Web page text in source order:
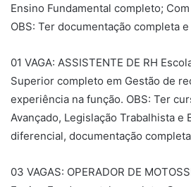
Ensino Fundamental completo;
OBS: Ter documentação completa
01 VAGA: ASSISTENTE DE RH
Superior completo em Gestão de
experiência na função. OBS: Ter
Avançado, Legislação Trabalhista e
diferencial, documentação
03 VAGAS: OPERADOR DE